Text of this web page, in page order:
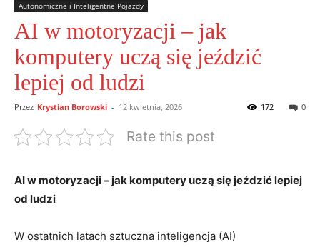
Autonomiczne i Inteligentne Pojazdy
AI w motoryzacji – jak
komputery uczą się jeździć
lepiej od ludzi
Przez Krystian Borowski - 12 kwietnia, 2026 0
172
Rate this post
AI ​w motoryzacji – jak komputery uczą się jeździć ⁢lepiej
od ludzi
W ostatnich‌ latach sztuczna inteligencja (AI)